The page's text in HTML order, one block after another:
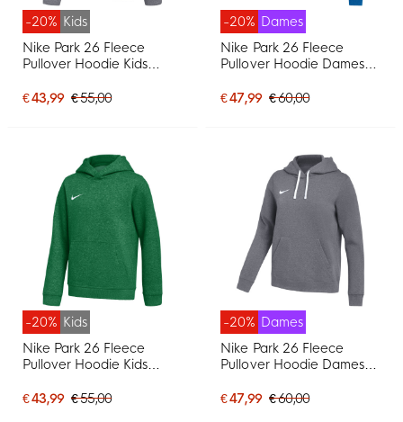
-20% Kids
Nike Park 26 Fleece
Pullover Hoodie Kids
€ 43,99 € 55,00
-20% Dames
Nike Park 26 Fleece
Pullover Hoodie Dames
€ 47,99 € 60,00
-20% Kids
Nike Park 26 Fleece
Pullover Hoodie Kids
€ 43,99 € 55,00
-20% Dames
Nike Park 26 Fleece
Pullover Hoodie Dames
€ 47,99 € 60,00